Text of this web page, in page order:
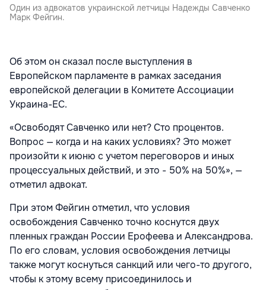
Один из адвокатов украинской летчицы Надежды Савченко
Марк Фейгин.
Об этом он сказал после выступления в
Европейском парламенте в рамках заседания
европейской делегации в Комитете Ассоциации
Украина-ЕС.
«Освободят Савченко или нет? Сто процентов.
Вопрос — когда и на каких условиях? Это может
произойти к июню с учетом переговоров и иных
процессуальных действий, и это - 50% на 50%», —
отметил адвокат.
При этом Фейгин отметил, что условия
освобождения Савченко точно коснутся двух
пленных граждан России Ерофеева и Александрова.
По его словам, условия освобождения летчицы
также могут коснуться санкций или чего-то другого,
чтобы к этому всему присоединилось и